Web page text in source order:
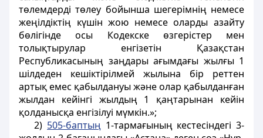
төлемдерді төлеу бойынша шегерімнің немесе
жеңілдіктің күшін жою немесе оларды азайту
бөлігінде осы Кодекске өзгерістер мен
толықтырулар енгізетін Қазақстан
Республикасының заңдары ағымдағы жылғы 1
шілдеден кешіктірілмей жылына бір реттен
артық емес қабылдануы және олар қабылданған
жылдан кейінгі жылдың 1 қаңтарынан кейін
қолданысқа енгізілуі мүмкін.»;
2) 505-баптың 1-тармағының кестесіндегі 3-